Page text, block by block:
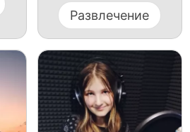
Развлечение